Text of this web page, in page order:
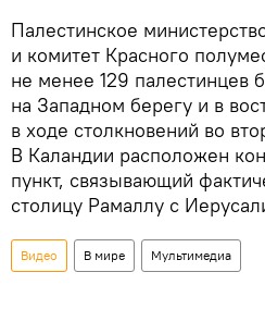
Палестинское
и комитет Красного
не менее 129 палестинцев
на Западном берегу и в
в ходе столкновений во
В Каландии расположен
пункт, связывающий
столицу Рамаллу с
Видео В мире Мультимедиа